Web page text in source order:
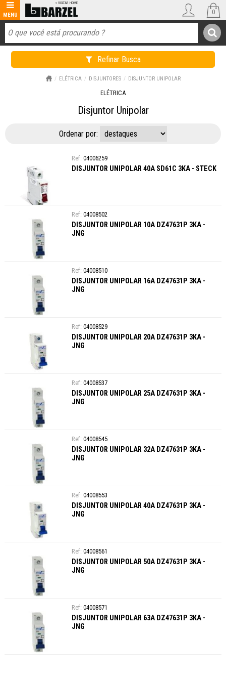
Refinar Busca
0
ELÉTRICA DISJUNTORES DISJUNTOR UNIPOLAR
ELÉTRICA
Disjuntor Unipolar
Ordenar por:
04006259
DISJUNTOR UNIPOLAR 40A SD61C 3KA - STECK
04008502
DISJUNTOR UNIPOLAR 10A DZ47631P 3KA -
JNG
04008510
DISJUNTOR UNIPOLAR 16A DZ47631P 3KA -
JNG
04008529
DISJUNTOR UNIPOLAR 20A DZ47631P 3KA -
JNG
04008537
DISJUNTOR UNIPOLAR 25A DZ47631P 3KA -
JNG
04008545
DISJUNTOR UNIPOLAR 32A DZ47631P 3KA -
JNG
04008553
DISJUNTOR UNIPOLAR 40A DZ47631P 3KA -
JNG
04008561
DISJUNTOR UNIPOLAR 50A DZ47631P 3KA -
JNG
04008571
DISJUNTOR UNIPOLAR 63A DZ47631P 3KA -
JNG